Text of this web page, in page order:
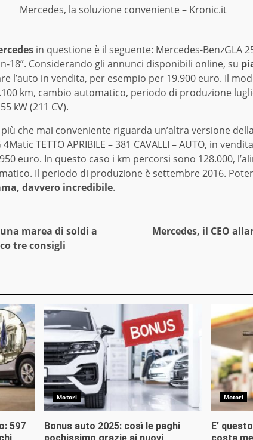
Mercedes, la soluzione conveniente – Kronic.it
in questione è il seguente: Mercedes-BenzGLA
18”. Considerando gli annunci disponibili online, su
l’auto in vendita, per esempio per 19.900 euro. Il
km, cambio automatico, periodo di produzione
kW (211 CV).
che mai conveniente riguarda un’altra versione
4Matic TETTO APRIBILE – 381 CAVALLI – AUTO, in
euro. In questo caso i km percorsi sono 128.000,
Il periodo di produzione è settembre 2016.
davvero incredibile.
marea di soldi a
tre consigli
Mercedes, il CEO
597
Motori
Bonus auto 2025: così le paghi
Motori
E’